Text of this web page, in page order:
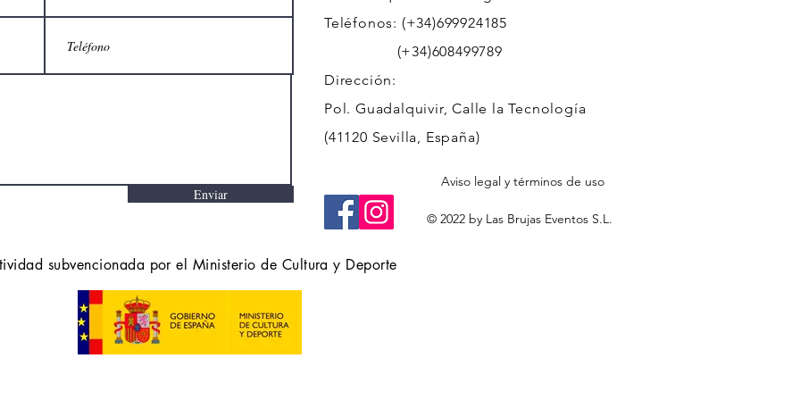
Enviar
Teléfonos: (+34)699924185
(+34)608499789
Dirección:
Pol. Guadalquivir, Calle la Tecnología
(41120 Sevilla, España)
Aviso legal y términos de uso
© 2022 by Las Brujas Eventos S.L.
subvencionada por el Ministerio de Cultura y Deporte